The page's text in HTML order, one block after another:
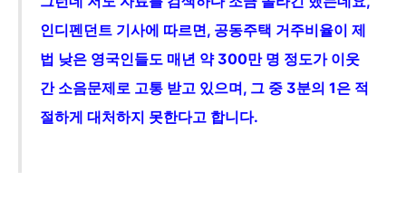
인디펜던트 기사에 따르면, 공동주택 거주비율이 제
법 낮은 영국인들도 매년 약 300만 명 정도가 이웃
간 소음문제로 고통 받고 있으며, 그 중 3분의 1은 적
절하게 대처하지 못한다고 합니다.